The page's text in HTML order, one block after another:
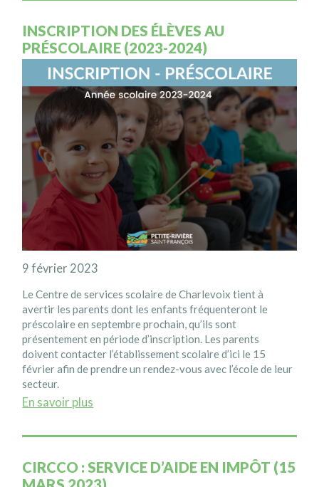
INSCRIPTION DES ÉLÈVES AU
PRÉSCOLAIRE (2023-2024)
9 février 2023
Le Centre de services scolaire de Charlevoix tient à
avertir les parents dont les enfants fréquenteront le
préscolaire en septembre prochain, qu’ils sont
présentement en période d’inscription. Les parents
doivent contacter l’établissement scolaire d’ici le 15
février afin de prendre un rendez-vous avec l’école de leur
secteur.
En savoir plus
CIRCCO : SERVICE D’AIDE EN IMPÔT (15